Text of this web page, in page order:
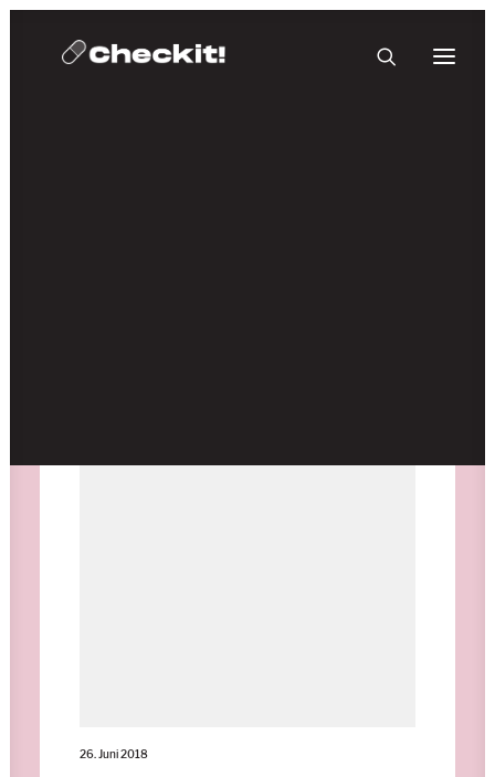
26. Juni 2018